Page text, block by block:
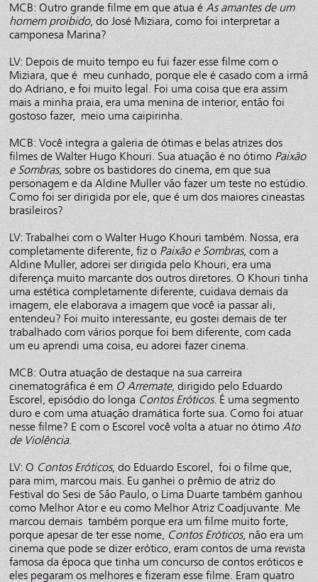
MCB: Outro grande filme em que atua éAs amantes de um
homem proibido, do José Miziara, como foi interpretar a
camponesa Marina?
LV: Depois de muito tempo eu fui fazer esse filme com o
Miziara, que é meu cunhado, porque ele é casado com a irmã
do Adriano, e foi muito legal. Foi uma coisa que era assim
mais a minha praia, era uma menina de interior, então foi
gostoso fazer, meio uma caipirinha.
MCB: Você integra a galeria de ótimas e belas atrizes dos
filmes de Walter Hugo Khouri. Sua atuação é no ótimo Paixão
e Sombras, sobre os bastidores do cinema, em que sua
personagem e da Aldine Muller vão fazer um teste no estúdio.
Como foi ser dirigida por ele, que é um dos maiores cineastas
brasileiros?
LV: Trabalhei com o Walter Hugo Khouri também. Nossa, era
completamente diferente, fiz o Paixão e Sombras, com a
Aldine Muller, adorei ser dirigida pelo Khouri, era uma
diferença muito marcante dos outros diretores. O Khouri tinha
uma estética completamente diferente, cuidava demais da
imagem, ele elaborava a imagem que você ia passar ali,
entendeu? Foi muito interessante, eu gostei demais de ter
trabalhado com vários porque foi bem diferente, com cada
um eu aprendi uma coisa, eu adorei fazer cinema.
MCB: Outra atuação de destaque na sua carreira
cinematográfica é em O Arremate, dirigido pelo Eduardo
Escorel, episódio do longa Contos Eróticos. É uma segmento
duro e com uma atuação dramática forte sua. Como foi atuar
nesse filme? E com o Escorel você volta a atuar no ótimoAto
de Violência.
LV: O Contos Eróticos, do Eduardo Escorel, foi o filme que,
para mim, marcou mais. Eu ganhei o prêmio de atriz do
Festival do Sesi de São Paulo, o Lima Duarte também ganhou
como Melhor Ator e eu como Melhor Atriz Coadjuvante. Me
marcou demais também porque era um filme muito forte,
porque apesar de ter esse nome, Contos Eróticos, não era um
cinema que pode se dizer erótico, eram contos de uma revista
famosa da época que tinha um concurso de contos eróticos e
eles pegaram os melhores e fizeram esse filme. Eram quatro